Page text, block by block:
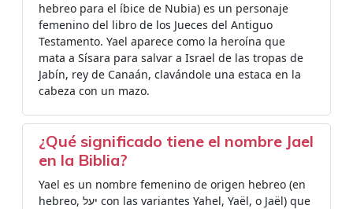
hebreo para el íbice de Nubia) es un personaje
femenino del libro de los Jueces del Antiguo
Testamento. Yael aparece como la heroína que
mata a Sísara para salvar a Israel de las tropas de
Jabín, rey de Canaán, clavándole una estaca en la
cabeza con un mazo.
¿Qué significado tiene el nombre Jael
en la Biblia?
Yael es un nombre femenino de origen hebreo (en
hebreo, יעל‎ con las variantes Yahel, Yaël, o Jaël) que